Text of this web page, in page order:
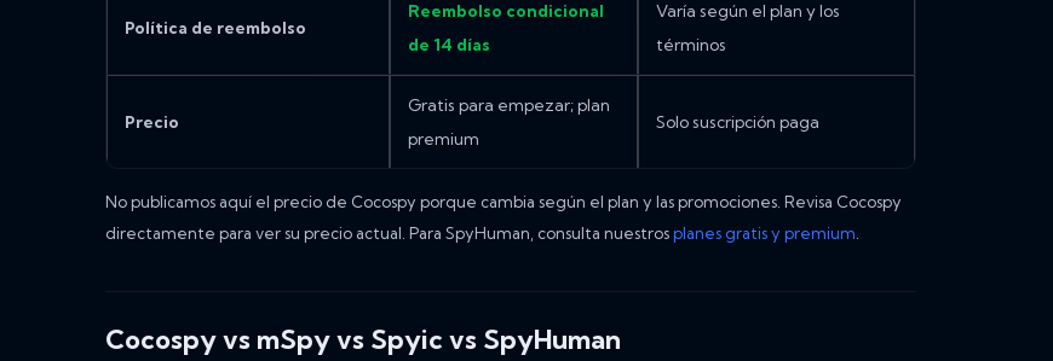
Política de reembolso
Reembolso condicional
de 14 días
Varía según el plan y los
términos
Precio
Gratis para empezar; plan
premium
Solo suscripción paga
No publicamos aquí el precio de Cocospy porque cambia según el plan y las promociones. Revisa Cocospy
directamente para ver su precio actual. Para SpyHuman, consulta nuestrosplanes gratis y premium.
Cocospy vs mSpy vs Spyic vs SpyHuman